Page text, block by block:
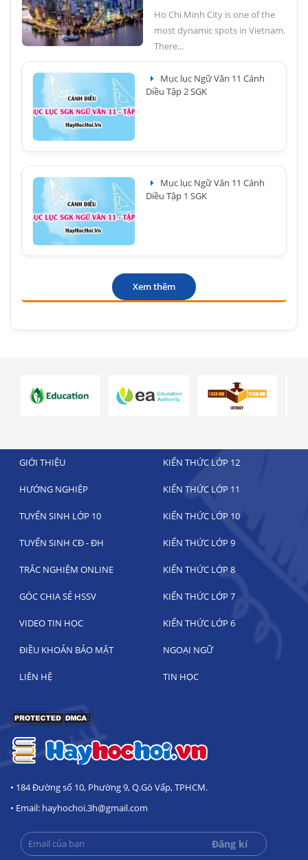
Ho Chi Minh City is one of the
most dynamic spots in Vietnam.
There...
Mục lục Ngữ Văn 11 Cánh
Diều Tập 2 SGK
Mục lục Ngữ Văn 11 Cánh
Diều Tập 1 SGK
Xem thêm
GIỚI THIỆU KIẾN THỨC LỚP 12
HƯỚNG NGHIỆP KIẾN THỨC LỚP 11
TUYỂN SINH LỚP 10 KIẾN THỨC LỚP 10
TUYỂN SINH CĐ - ĐH KIẾN THỨC LỚP 9
TRẮC NGHIỆM ONLINE KIẾN THỨC LỚP 8
GÓC CHIA SẺ HSSV KIẾN THỨC LỚP 7
VIDEO TIN HỌC KIẾN THỨC LỚP 6
ĐIỀU KHOẢN BẢO MẬT NGOẠI NGỮ
LIÊN HỆ TIN HỌC
• 184 Đường số 10, Phường 9, Q.Gò Vấp, TPHCM.
• Email: hayhochoi.3h@gmail.com